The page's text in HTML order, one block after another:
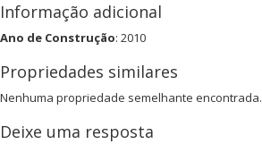
Informação adicional
Ano de Construção: 2010
Propriedades similares
Nenhuma propriedade semelhante encontrada.
Deixe uma resposta